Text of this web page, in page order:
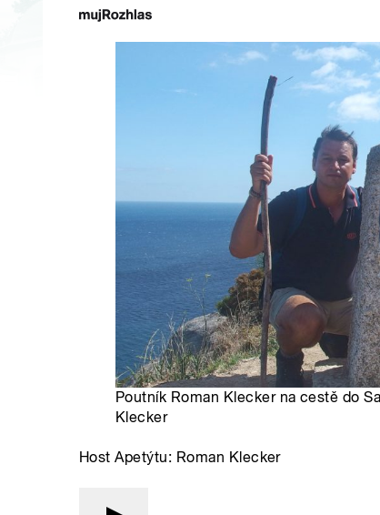
Poutník Roman Klecker na cestě do
Klecker
Host Apetýtu: Roman Klecker